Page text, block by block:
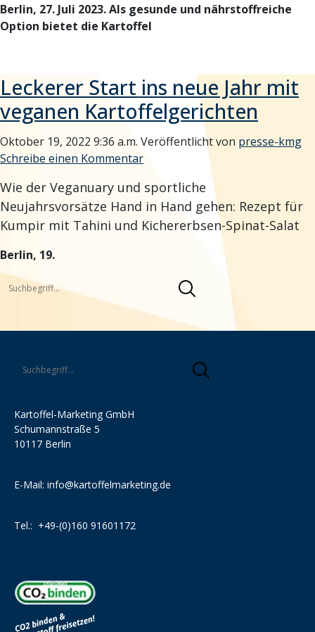
Berlin, 27. Juli 2023. Als gesunde und nährstoffreiche
Option bietet die Kartoffel
Leckerer Start ins neue Jahr mit
veganen Kartoffelgerichten
Oktober 19, 2022 9:36 a.m. Veröffentlicht von presse-kmg
Schreibe einen Kommentar
Wie der Veganuary und sportliche
Neujahrsvorsätze Hand in Hand gehen: Rezept für
Kumpir mit Tahini und Kichererbsen-Spinat-Salat
Berlin, 19.
Kartoffel-Marketing GmbH
Schumannstraße 5
10117 Berlin
E-Mail: info@kartoffelmarketing.de
Tel.: +49-(0)160 91601172